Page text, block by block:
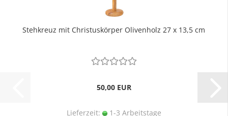
Stehkreuz mit Christuskörper Olivenholz 27 x 13,5 cm
50,00 EUR
Lieferzeit: 1-3 Arbeitstage